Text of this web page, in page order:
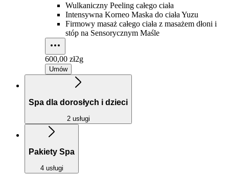
Wulkaniczny Peeling całego ciała
Intensywna Korneo Maska do ciała Yuzu
Firmowy masaż całego ciała z masażem dłoni i
stóp na Sensorycznym Maśle
600,00 zł2g
Umów
Spa dla dorosłych i dzieci
2 usługi
Pakiety Spa
4 usługi